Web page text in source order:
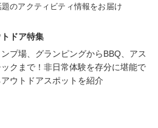
のアクティビティ情報をお届け
ドア特集
プ場、グランピングからBBQ、アス
ックまで！非日常体験を存分に堪能で
アウトドアスポットを紹介